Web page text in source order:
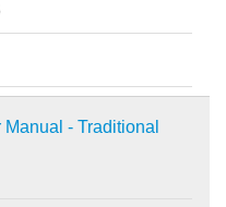
- Traditional